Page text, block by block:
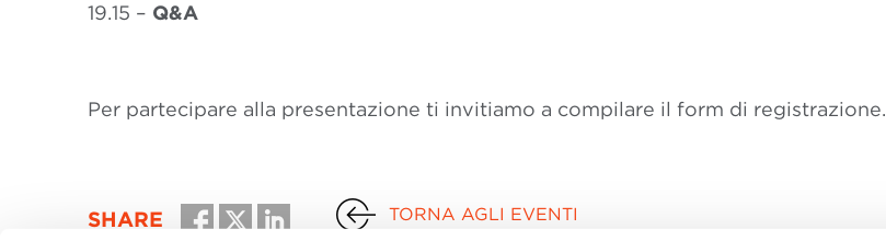
19.15 – Q&A
Per partecipare alla presentazione ti invitiamo a compilare il form di registrazione.
SHARE TORNA AGLI EVENTI